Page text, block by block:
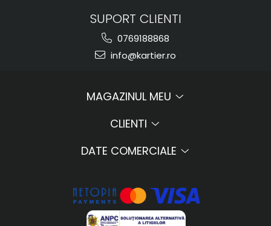
SUPORT CLIENTI
0769188868
info@kartier.ro
MAGAZINUL MEU
CLIENTI
DATE COMERCIALE